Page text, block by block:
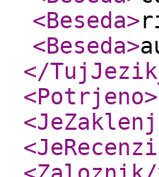
<Beseda>
<Beseda>
</
<Potrjeno>